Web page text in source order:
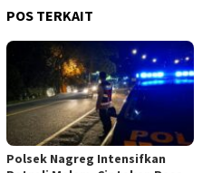
POS TERKAIT
Polsek Nagreg Intensifkan